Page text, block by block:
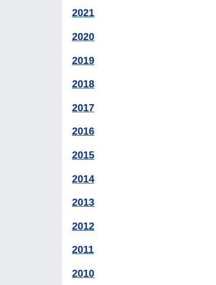
2021
2020
2019
2018
2017
2016
2015
2014
2013
2012
2011
2010